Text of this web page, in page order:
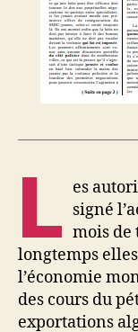
L es
signé
mois de
longtemps
l’économie
des cours du
exportations